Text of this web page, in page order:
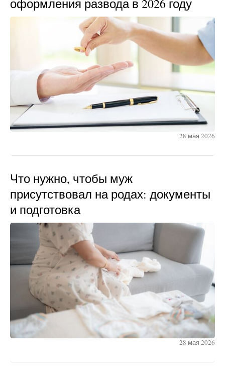
оформления развода в 2026 году
28 мая 2026
Что нужно, чтобы муж
присутствовал на родах: документы
и подготовка
28 мая 2026